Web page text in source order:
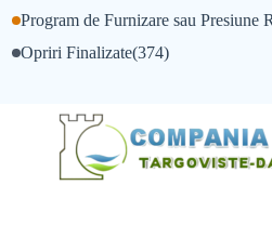
Opriri Finalizate(374)
Program de Furnizare sau Presiune